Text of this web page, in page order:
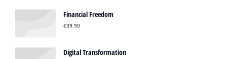
Financial Freedom
€39.90
Digital Transformation